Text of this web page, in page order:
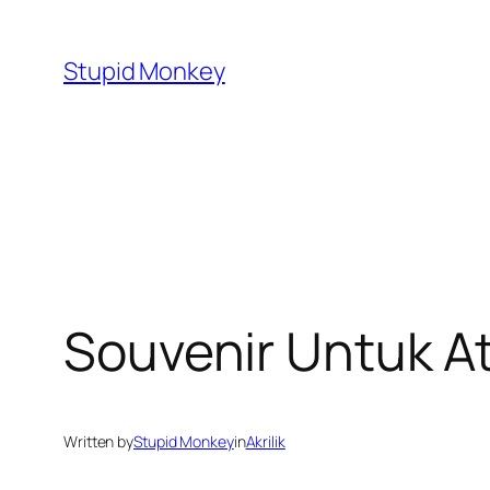
content
Stupid Monkey
Souvenir Untuk
Written byStupid MonkeyinAkrilik